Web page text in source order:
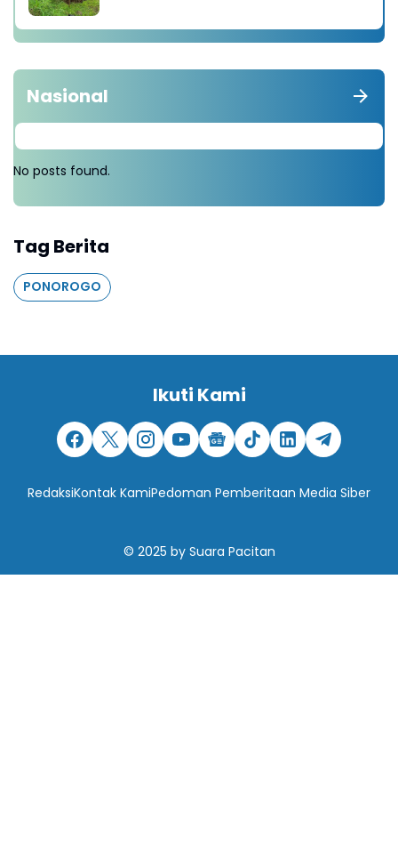
Nasional
No posts found.
Tag Berita
PONOROGO
Ikuti Kami
RedaksiKontak KamiPedoman Pemberitaan Media Siber
© 2025 by Suara Pacitan